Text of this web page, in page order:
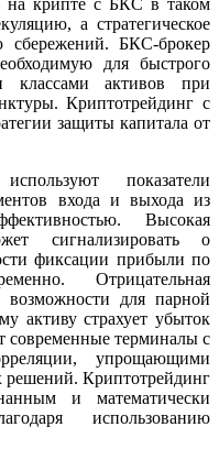
на крипте с БКС в таком
а стратегическое
сбережений. БКС-брокер
для быстрого
классами активов при
Криптотрейдинг с
защиты капитала от
показатели
входа и выхода из
Высокая
сигнализировать о
фиксации прибыли по
Отрицательная
возможности для парной
активу страхует убыток
современные терминалы с
упрощающими
решений. Криптотрейдинг
и математически
использованию